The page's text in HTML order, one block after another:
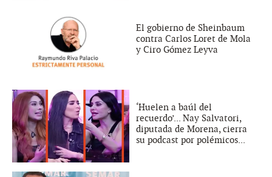
El gobierno de Sheinbaum
contra Carlos Loret de Mola
y Ciro Gómez Leyva
‘Huelen a baúl del
recuerdo’... Nay Salvatori,
diputada de Morena, cierra
su podcast por polémicos...